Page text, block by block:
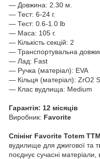
— Довжина: 2.30 м.
— Тест: 6-24 г.
— Тест: 0.6-1.0 lb
— Маса: 105 г.
— Кількість секцій: 2
— Транспортувальна
— Лад: Fast
— Ручка (матеріал): EVA
— Кільця (матеріал): ZrO2
— Клас вудлища: Medium
Гарантія: 12 місяців
Виробник: Favorite
Спінінг Favorite Totem
вудилище для джигової та
поєднує сучасні матеріали,